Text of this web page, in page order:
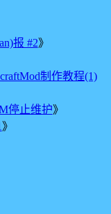
报 #2》
制作教程(1)
停止维护》
》